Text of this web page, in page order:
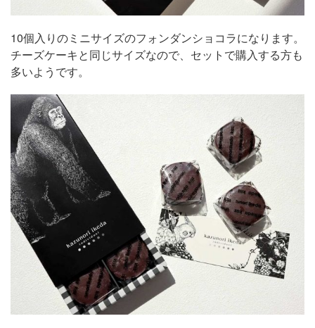
10個入りのミニサイズのフォンダンショコラになります。
チーズケーキと同じサイズなので、セットで購入する方も
多いようです。